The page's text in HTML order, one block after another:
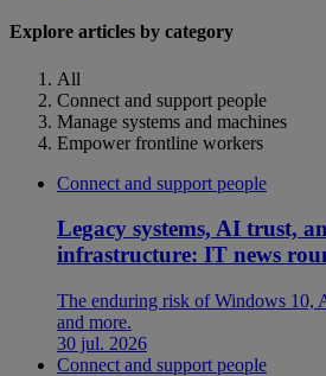
Explore articles by category
All
Connect and support people
Manage systems and machines
Empower frontline workers
Connect and support people
Legacy systems, AI trust,
infrastructure: IT news
The enduring risk of Windows 10,
and more.
30 jul. 2026
Connect and support people